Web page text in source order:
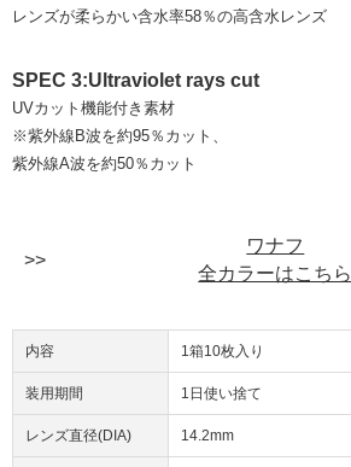
レンズが柔らかい含水率58％の高含水レンズ
SPEC 3:Ultraviolet rays cut
UVカット機能付き素材
※紫外線B波を約95％カット、
紫外線A波を約50％カット
ワナフ
全カラーはこちら
内容 1箱10枚入り
装用期間 1日使い捨て
レンズ直径(DIA) 14.2mm